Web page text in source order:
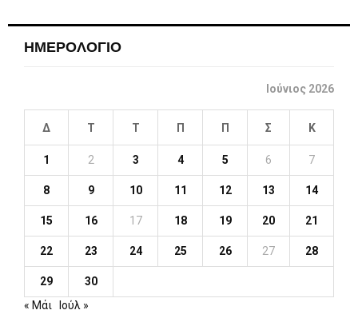
ΗΜΕΡΟΛΟΓΙΟ
Ιούνιος 2026
Δ Τ Τ Π Π Σ Κ
1 2 3 4 5 6 7
8 9 10 11 12 13 14
15 16 17 18 19 20 21
22 23 24 25 26 27 28
29
30
« Μάι
Ιούλ »